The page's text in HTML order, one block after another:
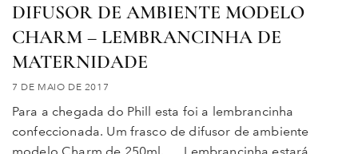
DIFUSOR DE AMBIENTE MODELO
CHARM – LEMBRANCINHA DE
MATERNIDADE
7 DE MAIO DE 2017
Para a chegada do Phill esta foi a lembrancinha
confeccionada. Um frasco de difusor de ambiente